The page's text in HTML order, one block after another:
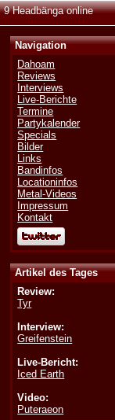
9 Headbänga online
Navigation
Dahoam
Reviews
Interviews
Live-Berichte
Termine
Partykalender
Specials
Bilder
Links
Bandinfos
Locationinfos
Metal-Videos
Impressum
Kontakt
Artikel des Tages
Review:
Tyr
Interview:
Greifenstein
Live-Bericht:
Iced Earth
Video:
Puteraeon